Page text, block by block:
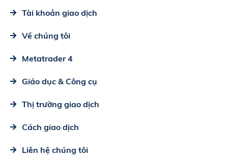
Tài khoản giao dịch
Về chúng tôi
Metatrader 4
Giáo dục & Công cụ
Thị trường giao dịch
Cách giao dịch
Liên hệ chúng tôi